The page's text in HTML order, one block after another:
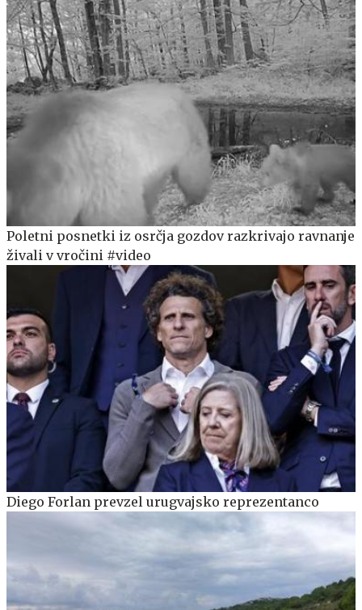
Poletni posnetki iz osrčja gozdov razkrivajo ravnanje
živali v vročini #video
Diego Forlan prevzel urugvajsko reprezentanco